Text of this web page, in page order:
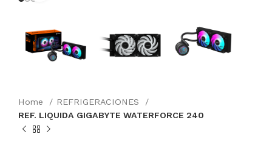
Home
REFRIGERACIONES
REF. LIQUIDA GIGABYTE WATERFORCE 240